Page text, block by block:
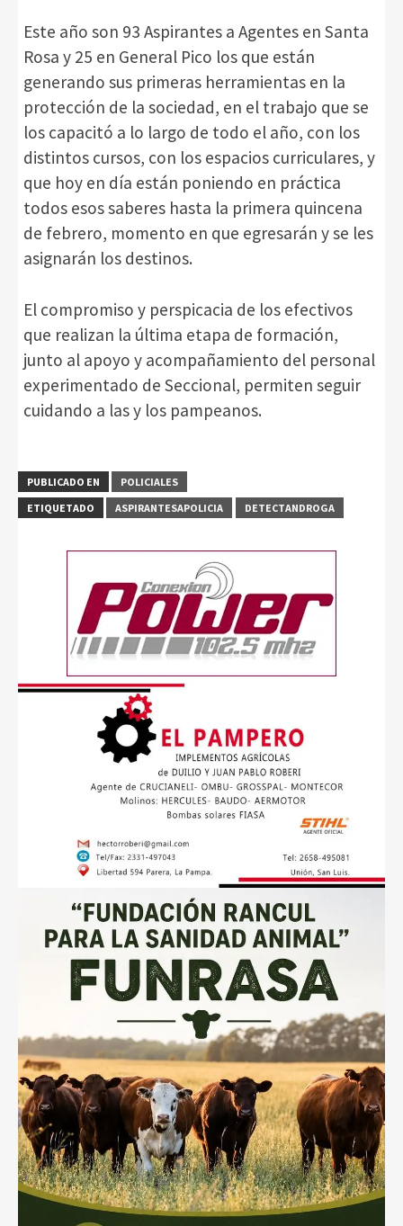
Este año son 93 Aspirantes a Agentes en Santa
Rosa y 25 en General Pico los que están
generando sus primeras herramientas en la
protección de la sociedad, en el trabajo que se
los capacitó a lo largo de todo el año, con los
distintos cursos, con los espacios curriculares, y
que hoy en día están poniendo en práctica
todos esos saberes hasta la primera quincena
de febrero, momento en que egresarán y se les
asignarán los destinos.
El compromiso y perspicacia de los efectivos
que realizan la última etapa de formación,
junto al apoyo y acompañamiento del personal
experimentado de Seccional, permiten seguir
cuidando a las y los pampeanos.
PUBLICADO EN
POLICIALES
ETIQUETADO
ASPIRANTESAPOLICIA DETECTANDROGA